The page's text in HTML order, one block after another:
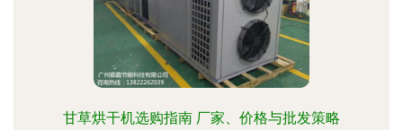
甘草烘干机选购指南 厂家、价格与批发策略